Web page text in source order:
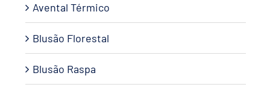
Avental Térmico
Blusão Florestal
Blusão Raspa